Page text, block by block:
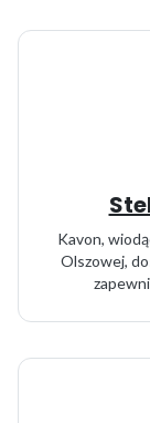
Kavon,
Olszowej,